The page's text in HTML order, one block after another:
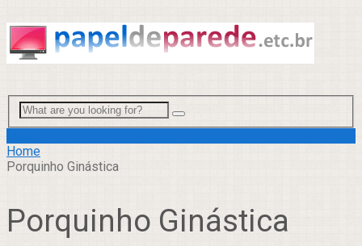
Home
Porquinho Ginástica
Porquinho Ginástica